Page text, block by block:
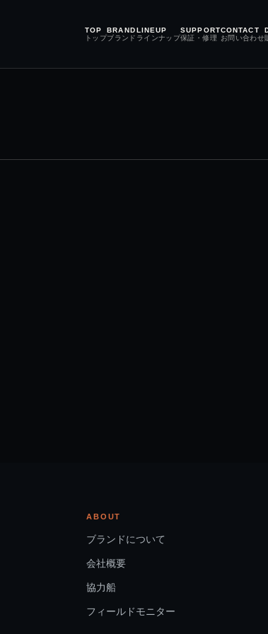
TOP
トップ
BRAND
ブランド
LINEUP
ラインナップ
SUPPORT
保証・修理
CONTACT
お問い合わせ
ABOUT
ブランドについて
会社概要
協力船
フィールドモニター